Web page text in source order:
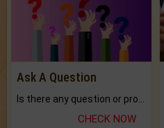
Ask A Question
CHECK NOW